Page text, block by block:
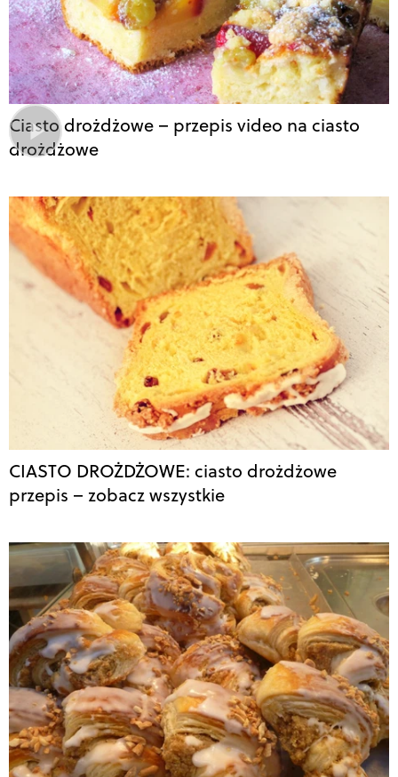
Ciasto drożdżowe – przepis video na ciasto
drożdżowe
CIASTO DROŻDŻOWE: ciasto drożdżowe
przepis – zobacz wszystkie